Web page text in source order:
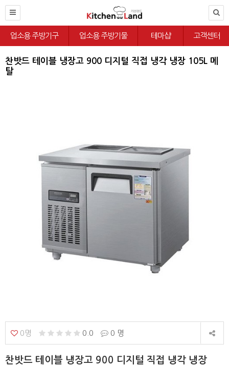
업소용 주방기구 업소용 주방기물 테마샵 고객센터
찬밧드 테이블 냉장고 900 디지털 직접 냉각 냉장 105L 메
탈
0명 0.0 0 명
찬밧드 테이블 냉장고 900 디지털 직접 냉각 냉장